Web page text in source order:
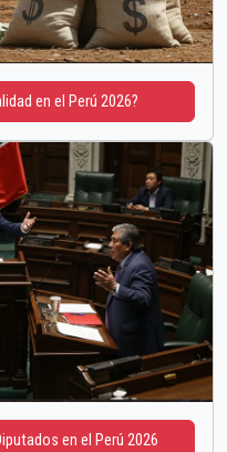
en el Perú 2026?
en el Perú 2026